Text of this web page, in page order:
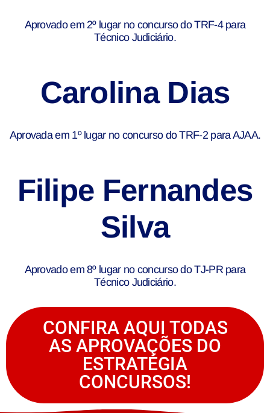
Aprovado em 2º lugar no concurso do TRF-4 para
Técnico Judiciário.
Carolina Dias
Aprovada em 1º lugar no concurso do TRF-2 para AJAA.
Filipe Fernandes
Silva
Aprovado em 8º lugar no concurso do TJ-PR para
Técnico Judiciário.
CONFIRA AQUI TODAS
AS APROVAÇÕES DO
ESTRATÉGIA
CONCURSOS!